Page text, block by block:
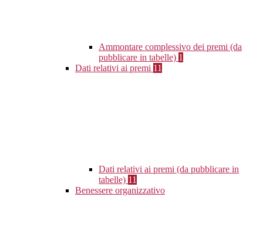
Ammontare complessivo dei premi (da
pubblicare in tabelle) 1
Dati relativi ai premi 11
Dati relativi ai premi (da pubblicare in
tabelle) 11
Benessere organizzativo